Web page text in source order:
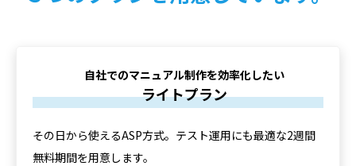
自社でのマニュアル制作を効率化したい
ライトプラン
その日から使えるASP方式。テスト運用にも最適な2週間
無料期間を用意します。